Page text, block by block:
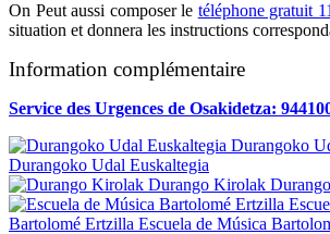
On Peut aussi composer le téléphone gratuit
situation et donnera les instructions
Information complémentaire
Service des Urgences de Osakidetza:
Durangoko
Durangoko Udal Euskaltegia
Durango Kirolak
Bartolomé Ertzilla Escuela de Música